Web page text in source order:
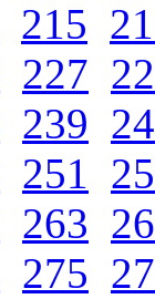
215
227
239
251
263
275